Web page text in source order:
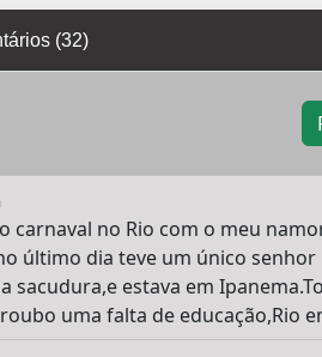
(32)
carnaval no Rio com o meu
último dia teve um único
sacudura,e estava em
uma falta de educação,Rio